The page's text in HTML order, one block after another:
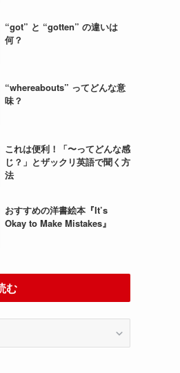
“got” と “gotten” の違いは
何？
“whereabouts” ってどんな意
味？
これは便利！「〜ってどんな感
じ？」とザックリ英語で聞く方
法
おすすめの洋書絵本『It’s
Okay to Make Mistakes』
む